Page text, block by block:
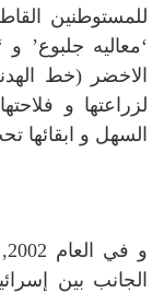
للمستوطنين
‘معاليه جلبوع’
لزراعتها و
السهل و ابقائها
الجانب بين